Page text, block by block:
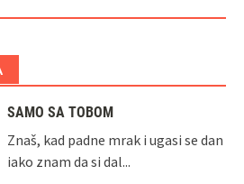
SAMO SA TOBOM
Znaš, kad padne mrak i ugasi se dan
iako znam da si dal...